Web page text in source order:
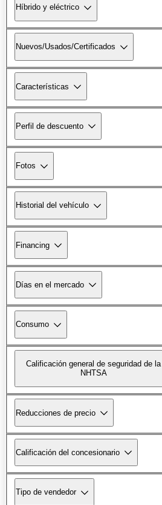
Híbrido y eléctrico
Nuevos/Usados/Certificados
Características
Perfil de descuento
Fotos
Historial del vehículo
Financing
Días en el mercado
Consumo
Calificación general de seguridad de la
NHTSA
Reducciones de precio
Calificación del concesionario
Tipo de vendedor